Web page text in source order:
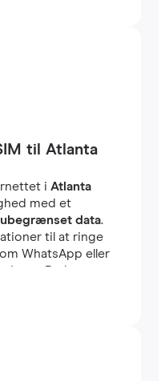
til Atlanta
i Atlanta
med et
ubegrænset data.
til at ringe
WhatsApp eller
Du kan